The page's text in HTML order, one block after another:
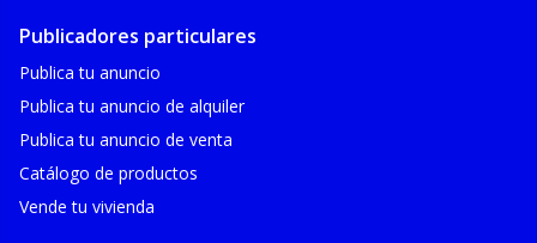
Publicadores particulares
Publica tu anuncio
Publica tu anuncio de alquiler
Publica tu anuncio de venta
Catálogo de productos
Vende tu vivienda